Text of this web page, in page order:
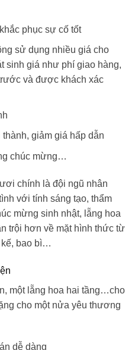
phục sự cố tốt
sử dụng nhiều giá cho
sinh giá như phí giao hàng,
và được khách xác
giảm giá hấp dẫn
chúc mừng…
chính là đội ngũ nhân
với tính sáng tạo, thẩm
mừng sinh nhật, lẵng hoa
trội hơn về mặt hình thức từ
kế, bao bì…
một lẵng hoa hai tầng…cho
cho một nửa yêu thương
dễ dàng